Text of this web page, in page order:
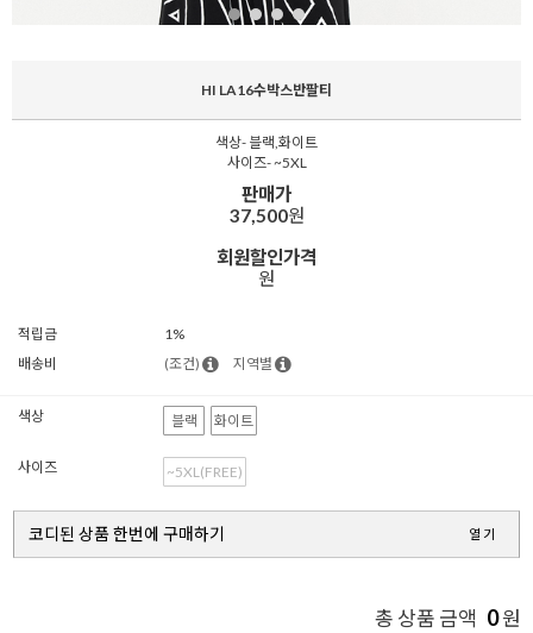
HI LA16수박스반팔티
색상- 블랙,화이트
사이즈- ~5XL
판매가
37,500원
회원할인가격
원
적립금
1%
배송비
(조건) 지역별
색상 블랙 화이트
사이즈 ~5XL(FREE)
코디된 상품 한번에 구매하기 열기
총 상품 금액 0원